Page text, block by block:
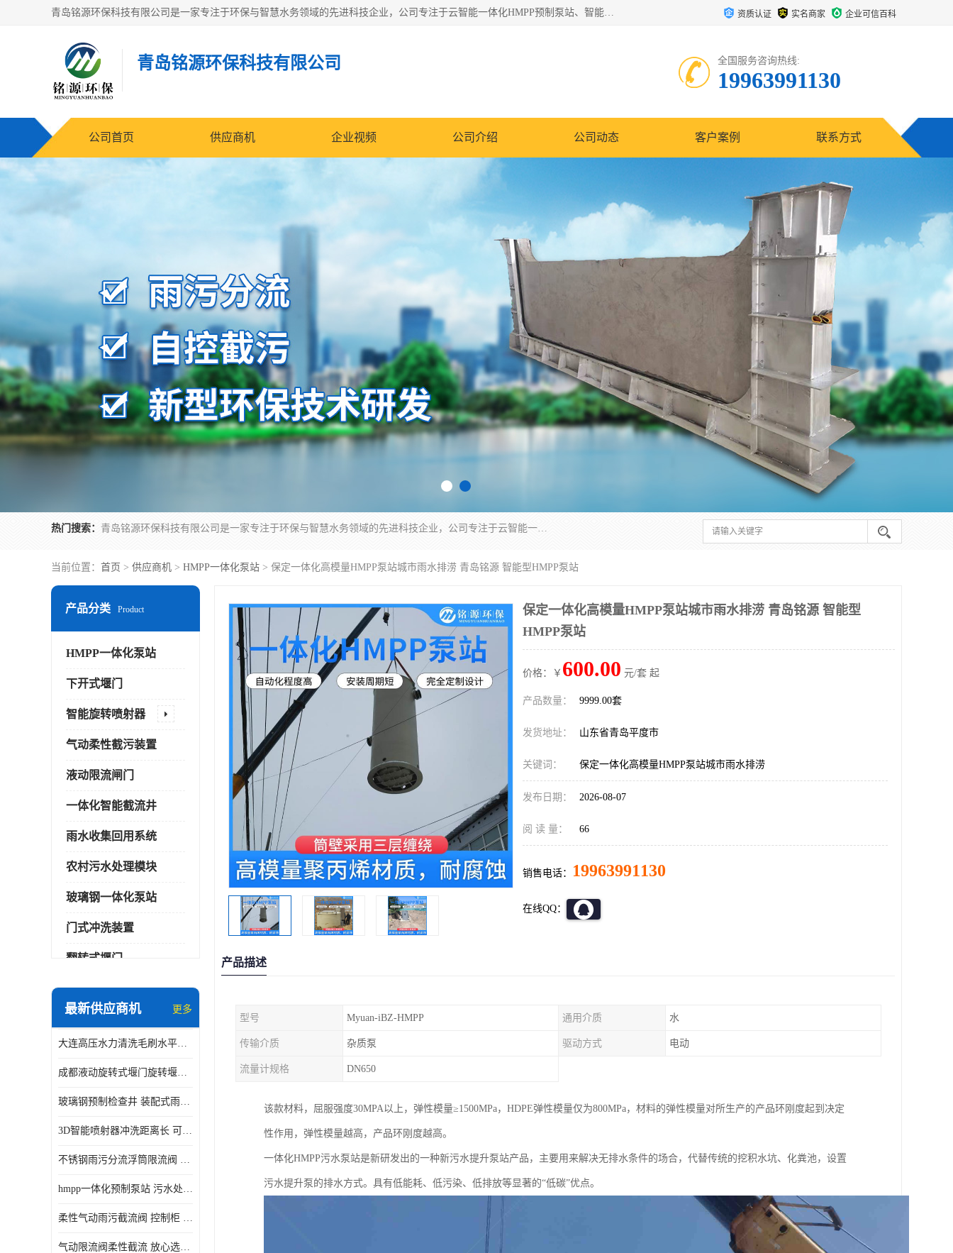
青岛铭源环保科技有限公司是一家专注于环保与智慧水务领域的先进科技企业，公司专注于云智能一体化HMPP预制泵站、智能截流井设备、调蓄池雨洪管理设备、水务循环利用、云智慧水务开发及新型环保技术研发等领域。 资质认证 实名商家 企业可信百科
青岛铭源环保科技有限公司 全国服务咨询热线:
19963991130
公司首页 供应商机 企业视频 公司介绍 公司动态 客户案例 联系方式
热门搜索： 青岛铭源环保科技有限公司是一家专注于环保与智慧水务领域的先进科技企业，公司专注于云智能一体化HMPP预制泵站、智能截流井设备、调蓄池雨洪管理设备、水务循环利用、云智慧水务开发及新型环保技术研发等领域。
当前位置： 首页 > 供应商机 > HMPP一体化泵站 > 保定一体化高模量HMPP泵站城市雨水排涝 青岛铭源 智能型HMPP泵站
产品分类 Product
HMPP一体化泵站
下开式堰门
智能旋转喷射器
气动柔性截污装置
液动限流闸门
一体化智能截流井
雨水收集回用系统
农村污水处理模块
玻璃钢一体化泵站
门式冲洗装置
翻转式堰门
智能一体化雨水泵站
智能一体化供水泵房
智能一体化净水设备
最新供应商机 更多
大连高压水力清洗毛刷水平自清洁滚刷 水力自动冲洗系统 水力清洗
成都液动旋转式堰门旋转堰门 自动控制 SUS304
玻璃钢预制检查井 装配式雨水污水井 初期弃流井 源头厂家
3D智能喷射器冲洗距离长 可270度旋转 高强度水压远距离喷洗
不锈钢雨污分流浮筒限流阀 DN150-DN1000 品质可信
hmpp一体化预制泵站 污水处理系统 乡镇学校市政排水 厂家供应
柔性气动雨污截流阀 控制柜 远程控制安全性高检修方便
气动限流阀柔性截流 放心选购 控源截污铭源环保
保定一体化高模量HMPP泵站城市雨水排涝 青岛铭源 智能型
HMPP泵站
价格：￥ 600.00 元/套 起
产品数量： 9999.00套
发货地址： 山东省青岛平度市
关键词： 保定一体化高模量HMPP泵站城市雨水排涝
发布日期： 2026-08-07
阅 读 量： 66
销售电话： 19963991130
在线QQ：
产品描述
型号 Myuan-iBZ-HMPP 通用介质 水
传输介质 杂质泵 驱动方式 电动
流量计规格 DN650
该款材料，屈服强度30MPA以上，弹性模量≥1500MPa，HDPE弹性模量仅为800MPa，材料的弹性模量对所生产的产品环刚度起到决定
性作用，弹性模量越高，产品环刚度越高。
一体化HMPP污水泵站是新研发出的一种新污水提升泵站产品，主要用来解决无排水条件的场合，代替传统的挖积水坑、化粪池，设置
污水提升泵的排水方式。具有低能耗、低污染、低排放等显著的“低碳”优点。